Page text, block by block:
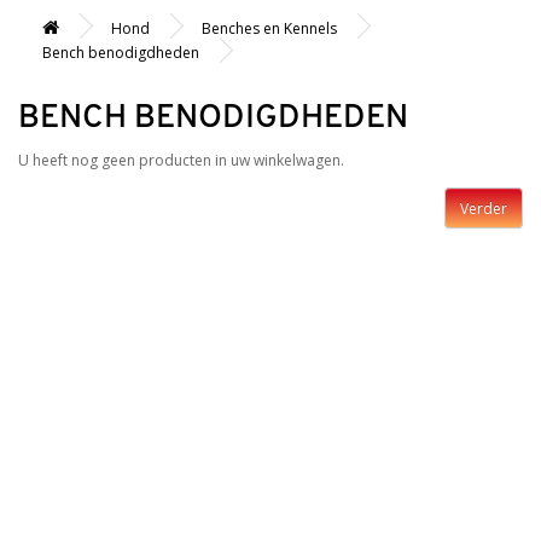
Hond
Benches en Kennels
Bench benodigdheden
BENCH BENODIGDHEDEN
U heeft nog geen producten in uw winkelwagen.
Verder